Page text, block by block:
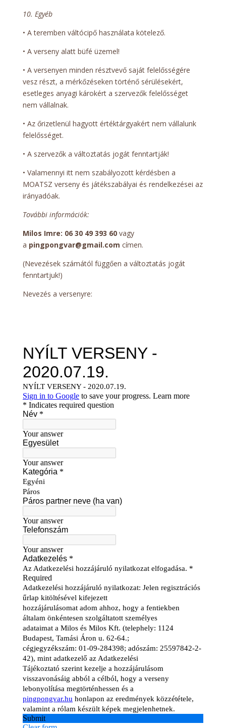
10. Egyéb
• A teremben váltócipő használata kötelező.
• A verseny alatt büfé üzemel!
• A versenyen minden résztvevő saját felelősségére
vesz részt, a mérkőzéseken történő sérülésekért,
esetleges anyagi károkért a szervezők felelősséget
nem vállalnak.
• Az őrizetlenül hagyott értéktárgyakért nem vállalunk
felelősséget.
• A szervezők a változtatás jogát fenntartják!
• Valamennyi itt nem szabályozott kérdésben a
MOATSZ verseny és játékszabályai és rendelkezései az
irányadóak.
További információk:
Milos Imre: 06 30 49 393 60vagy
a pingpongvar@gmail.com címen.
(Nevezések számától függően a változtatás jogát
fenntartjuk!)
Nevezés a versenyre: